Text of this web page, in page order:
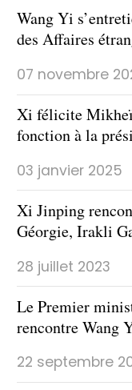
Wang Yi
des Affaires
07 novembre
Xi félicite
fonction à la
03 janvier 2025
Xi Jinping
Géorgie, Irakli
28 juillet 2023
Le Premier
rencontre Wang
22 septembre